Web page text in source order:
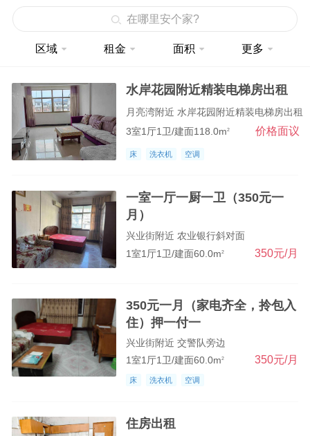
在哪里安个家?
区域 租金 面积 更多
其它区域
凤梓皇城附近
隆鼎丽都
吴田泰和园
九宫山
塘下六叶商城
井湾村附近
北门岭
县政府附近
马槽桥商圈
九宫大道
水岸花园附近精装电梯房出租
月亮湾附近 水岸花园附近精装电梯房出租
3室1厅1卫/建面118.0m2 价格面议
床 洗衣机 空调
一室一厅一厨一卫（350元一
月）
兴业街附近 农业银行斜对面
1室1厅1卫/建面60.0m2 350元/月
350元一月（家电齐全，拎包入
住）押一付一
兴业街附近 交警队旁边
1室1厅1卫/建面60.0m2 350元/月
床 洗衣机 空调
住房出租